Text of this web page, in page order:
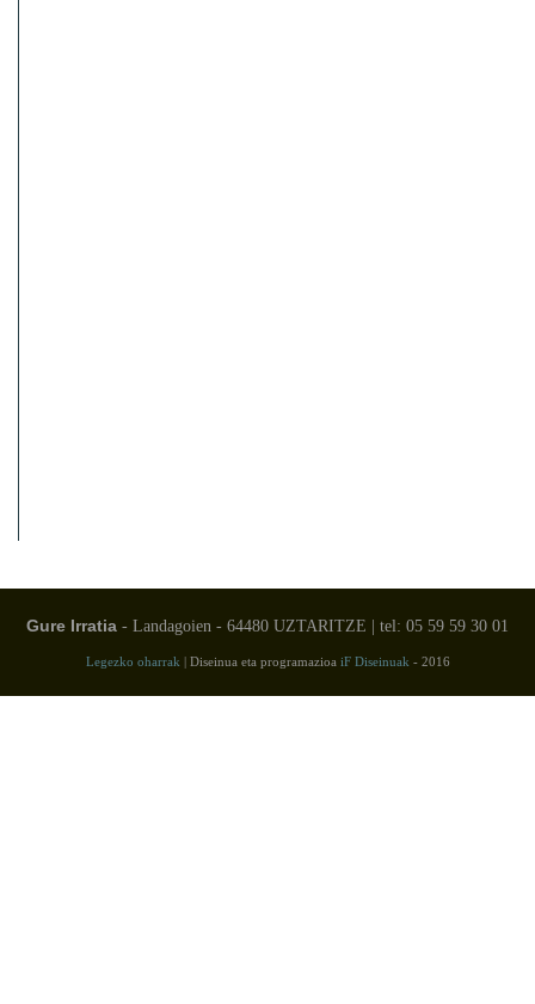
Gure Irratia - Landagoien - 64480 UZTARITZE | tel: 05 59 59 30 01
Legezko oharrak | Diseinua eta programazioa iF Diseinuak - 2016